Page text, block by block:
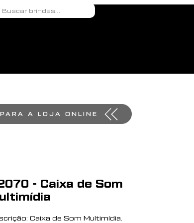
- Caixa de Som
Caixa de Som Multimídia.
A LOJA ONLINE